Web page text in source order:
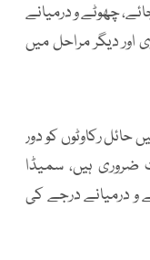
چھوٹے و درمیانے
اور دیگر مراحل میں
حائل رکاوٹوں کو دور
ضروری ہیں، سمیڈا
و درمیانے درجے کی